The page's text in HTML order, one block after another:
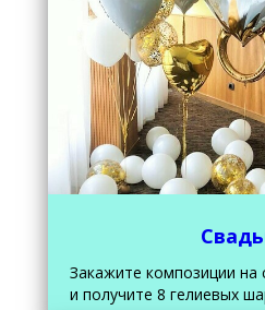
Закажите композиции на
и получите 8 гелиевых